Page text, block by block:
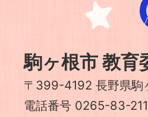
ヶ
市
駒ヶ根市 教育
〒399-4192 長野県駒
電話番号 0265-83-